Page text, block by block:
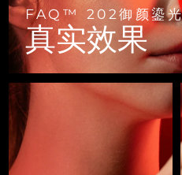
FAQ™ 202御颜鎏光
真实效果
LUNA™ 护
Premium
LUNA™ 设
All facial
面膜
Rejuvenation
UFO™ 设备
All deep
issa™
Dual LED +
ISSA™ 设备
All silicone
FAQ™ 103
Luxurious
FAQ™ P1
Manuka
FAQ™ 211
Anti-aging
FAQ™ 221
Anti-aging
FAQ™
Scalp
FAQ™护肤品
All FAQ™
FAQ™ 502
Full-
FAQ™
保健品
专业治疗
捷克
丹麦
爱沙尼亚
芬兰